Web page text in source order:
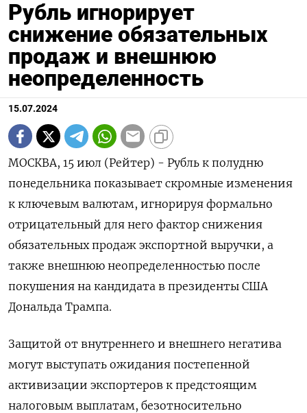
Рубль игнорирует
снижение обязательных
продаж и внешнюю
неопределенность
15.07.2024
МОСКВА, 15 июл (Рейтер) - Рубль к полудню
понедельника показывает скромные изменения
к ключевым валютам, игнорируя формально
отрицательный для него фактор снижения
обязательных продаж экспортной выручки, а
также внешнюю неопределенностью после
покушения на кандидата в президенты США
Дональда Трампа.
Защитой от внутреннего и внешнего негатива
могут выступать ожидания постепенной
активизации экспортеров к предстоящим
налоговым выплатам, безотносительно